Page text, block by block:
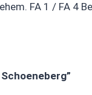
FA 1 / FA 4